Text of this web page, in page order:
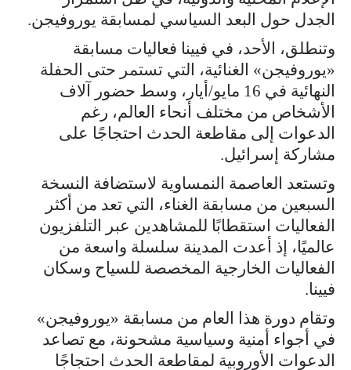
الجدل حول البعد السياسي لمسابقة يوروفيجن.
وتنطلق، الأحد، في فيينا فعاليات مسابقة
«يوروفيجن» الغنائية، التي تستمر حتى الحفلة
النهائية في 16 مايو/أيار، وسط حضور آلاف
الأشخاص من مختلف أنحاء العالم، رغم
الدعوات إلى مقاطعة الحدث احتجاجًا على
مشاركة إسرائيل.
وتستعد العاصمة النمساوية لاستضافة النسخة
السبعين من مسابقة الغناء، التي تعد من أكثر
الفعاليات استقطابًا للمشاهدين عبر التلفزيون
عالميًا، إذ أعدت المدينة سلسلة واسعة من
الفعاليات الخارجية المخصصة للسياح وسكان
فيينا.
وتقام دورة هذا العام من مسابقة «يوروفيجن»
في أجواء أمنية وسياسية مشحونة، مع تصاعد
الدعوات الأوروبية لمقاطعة الحدث احتجاجًا